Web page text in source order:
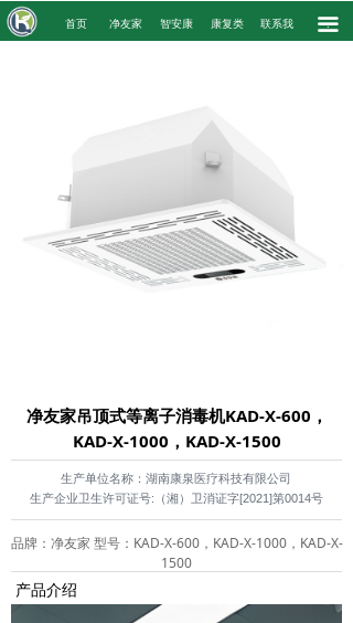
끀
. 首页 净友家 智安康 康复类 联系我 .
净友家吊顶式等离子消毒机KAD-X-600，
KAD-X-1000，KAD-X-1500
生产单位名称：湖南康泉医疗科技有限公司
生产企业卫生许可证号:（湘）卫消证字[2021]第0014号
品牌：净友家 型号：KAD-X-600，KAD-X-1000，KAD-X-
1500
产品介绍